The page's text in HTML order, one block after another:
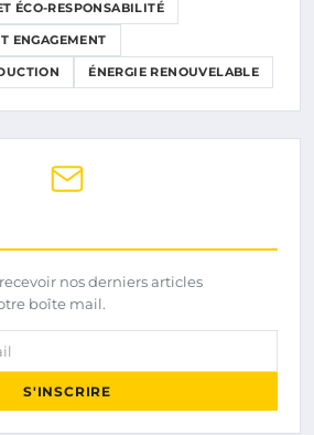
ÉCO-RESPONSABILITÉ
ENGAGEMENT
ÉNERGIE RENOUVELABLE
nos derniers articles
boîte mail.
S'INSCRIRE